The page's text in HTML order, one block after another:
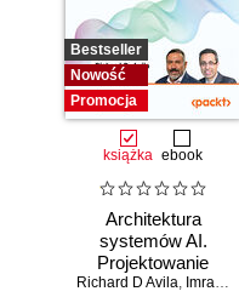
Bestseller
Nowość
Promocja
książka ebook
Architektura
systemów AI.
Projektowanie
skalowalnego i
Richard D Avila, Imran Ahmad